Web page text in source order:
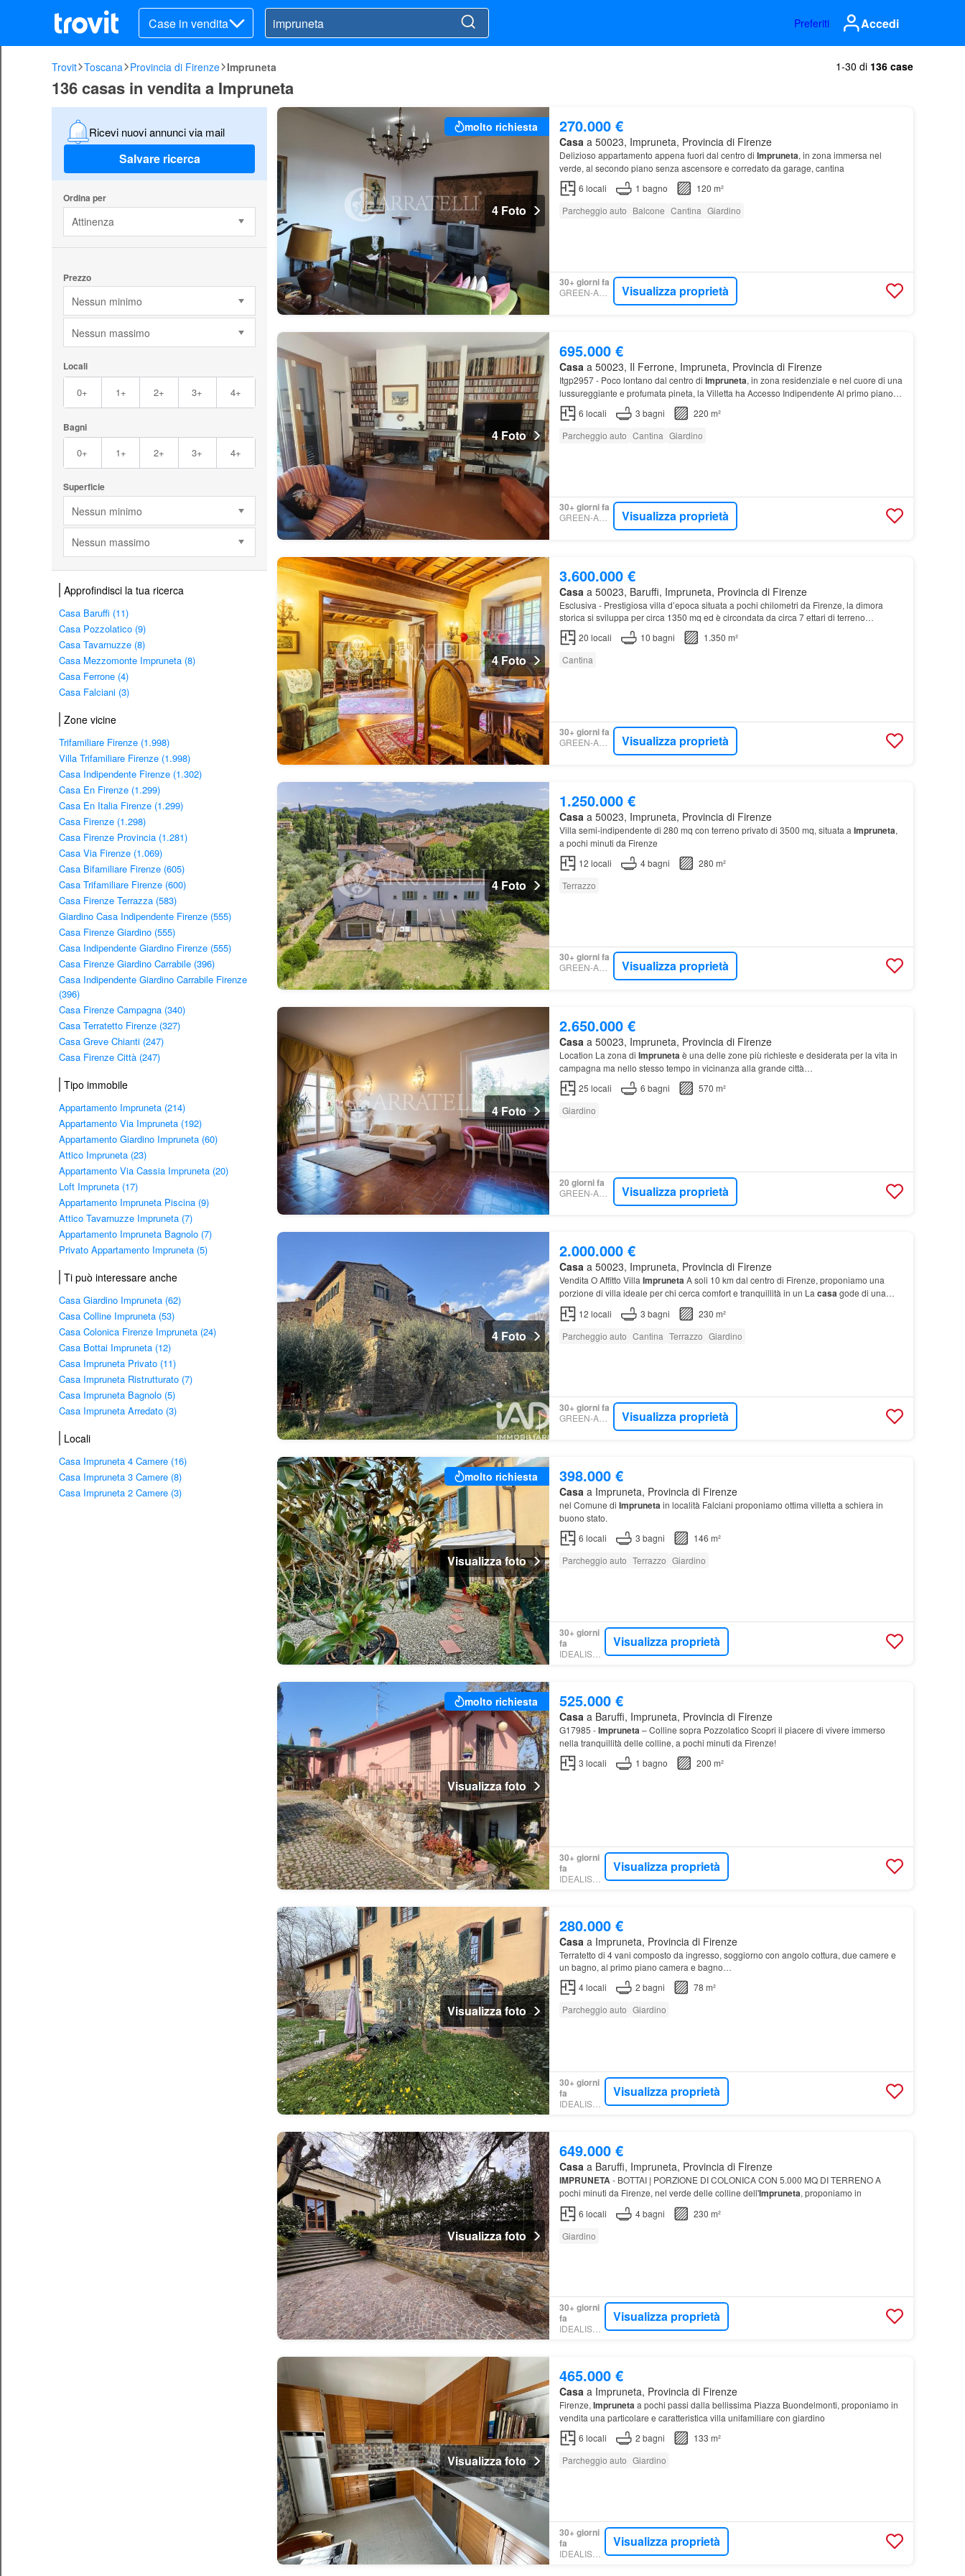
Case in vendita Preferiti Accedi
Trovit Toscana Provincia di Firenze Impruneta 1-30 di 136 case
136 casas in vendita a Impruneta
Ricevi nuovi annunci via mail
Salvare ricerca
Ordina per
Attinenza
Prezzo
Nessun minimo
Nessun massimo
Locali
0+ 1+ 2+ 3+ 4+
Bagni
0+ 1+ 2+ 3+ 4+
Superficie
Nessun minimo
Nessun massimo
Approfindisci la tua ricerca
Casa Baruffi (11)
Casa Pozzolatico (9)
Casa Tavarnuzze (8)
Casa Mezzomonte Impruneta (8)
Casa Ferrone (4)
Casa Falciani (3)
Zone vicine
Trifamiliare Firenze (1.998)
Villa Trifamiliare Firenze (1.998)
Casa Indipendente Firenze (1.302)
Casa En Firenze (1.299)
Casa En Italia Firenze (1.299)
Casa Firenze (1.298)
Casa Firenze Provincia (1.281)
Casa Via Firenze (1.069)
Casa Bifamiliare Firenze (605)
Casa Trifamiliare Firenze (600)
Casa Firenze Terrazza (583)
Giardino Casa Indipendente Firenze (555)
Casa Firenze Giardino (555)
Casa Indipendente Giardino Firenze (555)
Casa Firenze Giardino Carrabile (396)
Casa Indipendente Giardino Carrabile Firenze
(396)
Casa Firenze Campagna (340)
Casa Terratetto Firenze (327)
Casa Greve Chianti (247)
Casa Firenze Città (247)
Tipo immobile
Appartamento Impruneta (214)
Appartamento Via Impruneta (192)
Appartamento Giardino Impruneta (60)
Attico Impruneta (23)
Appartamento Via Cassia Impruneta (20)
Loft Impruneta (17)
Appartamento Impruneta Piscina (9)
Attico Tavarnuzze Impruneta (7)
Appartamento Impruneta Bagnolo (7)
Privato Appartamento Impruneta (5)
Ti può interessare anche
Casa Giardino Impruneta (62)
Casa Colline Impruneta (53)
Casa Colonica Firenze Impruneta (24)
Casa Bottai Impruneta (12)
Casa Impruneta Privato (11)
Casa Impruneta Ristrutturato (7)
Casa Impruneta Bagnolo (5)
Casa Impruneta Arredato (3)
Locali
Casa Impruneta 4 Camere (16)
Casa Impruneta 3 Camere (8)
Casa Impruneta 2 Camere (3)
molto richiesta
4 Foto
270.000 €
Casaa 50023, Impruneta, Provincia di Firenze
Delizioso appartamento appena fuori dal centro di Impruneta, in zona immersa nel
verde, al secondo piano senza ascensore e corredato da garage, cantina
6 locali 1 bagno
120 m²
Parcheggio auto Balcone Cantina Giardino
30+ giorni fa
GREEN-ACRES Visualizza proprietà
4 Foto
695.000 €
Casa a 50023, Il Ferrone, Impruneta, Provincia di Firenze
Itgp2957 - Poco lontano dal centro di Impruneta, in zona residenziale e nel cuore di una
lussureggiante e profumata pineta, la Villetta ha Accesso Indipendente Al primo piano
della
troviamo la zona notte con ben Tre Came…
6 locali 3 bagni
220 m²
Parcheggio auto Cantina Giardino
30+ giorni fa
GREEN-ACRES Visualizza proprietà
4 Foto
3.600.000 €
Casa a 50023, Baruffi, Impruneta, Provincia di Firenze
Esclusiva - Prestigiosa villa d’epoca situata a pochi chilometri da Firenze, la dimora
storica si sviluppa per circa 1350 mq ed è circondata da circa 7 ettari di terreno…
20 locali 10 bagni
1.350 m²
Cantina
30+ giorni fa
GREEN-ACRES Visualizza proprietà
4 Foto
1.250.000 €
Casa a 50023, Impruneta, Provincia di Firenze
Villa semi-indipendente di 280 mq con terreno privato di 3500 mq, situata a Impruneta,
a pochi minuti da Firenze
12 locali 4bagni
280 m²
Terrazzo
30+ giorni fa
GREEN-ACRES Visualizza proprietà
4 Foto
2.650.000 €
Casa a 50023, Impruneta, Provincia di Firenze
Location La zona di Imprunetaè una delle zone più richieste e desiderata per la vita in
campagna ma nello stesso tempo in vicinanza alla grande città…
25 locali 6 bagni
570 m²
Giardino
20 giorni fa
GREEN-ACRES Visualizza proprietà
4 Foto
2.000.000 €
Casaa 50023, Impruneta, Provincia di Firenze
Vendita O Affitto Villa ImprunetaA soli 10 km dal centro di Firenze, proponiamo una
porzione di villa ideale per chi cerca comfort e tranquillità in un La casagode di una
vista panoramica sulle colline fiorentine, circa due…
12 locali 3 bagni
230 m²
Parcheggio auto Cantina Terrazzo Giardino
30+ giorni fa
GREEN-ACRES Visualizza proprietà
molto richiesta
Visualizza foto
398.000 €
Casaa Impruneta, Provincia di Firenze
nel Comune di Imprunetain località Falciani proponiamo ottima villetta a schiera in
buono stato.
6 locali 3 bagni
146 m²
Parcheggio auto Terrazzo Giardino
30+ giorni
fa
IDEALISTA.IT
Visualizza proprietà
molto richiesta
Visualizza foto
525.000 €
Casaa Baruffi, Impruneta, Provincia di Firenze
G17985 -Impruneta– Colline sopra Pozzolatico Scopri il piacere di vivere immerso
nella tranquillità delle colline, a pochi minuti da Firenze!
3 locali 1 bagno 200 m²
30+ giorni
fa
IDEALISTA.IT
Visualizza proprietà
Visualizza foto
280.000 €
Casaa Impruneta, Provincia di Firenze
Terratetto di 4 vani composto da ingresso, soggiorno con angolo cottura, due camere e
un bagno, al primo piano camera e bagno…
4locali 2 bagni
78 m²
Parcheggio auto Giardino
30+ giorni
fa
IDEALISTA.IT
Visualizza proprietà
Visualizza foto
649.000 €
Casaa Baruffi, Impruneta, Provincia di Firenze
IMPRUNETA- BOTTAI | PORZIONE DI COLONICA CON 5.000 MQ DI TERRENO A
pochi minuti da Firenze, nel verde delle colline dell'Impruneta, proponiamo in
6 locali 4bagni
230 m²
Giardino
30+ giorni
fa
IDEALISTA.IT
Visualizza proprietà
Visualizza foto
465.000 €
Casaa Impruneta, Provincia di Firenze
Firenze, Imprunetaa pochi passi dalla bellissima Piazza Buondelmonti, proponiamo in
vendita una particolare e caratteristica villa unifamiliare con giardino
6 locali 2 bagni
133 m²
Parcheggio auto Giardino
30+ giorni
fa
IDEALISTA.IT
Visualizza proprietà